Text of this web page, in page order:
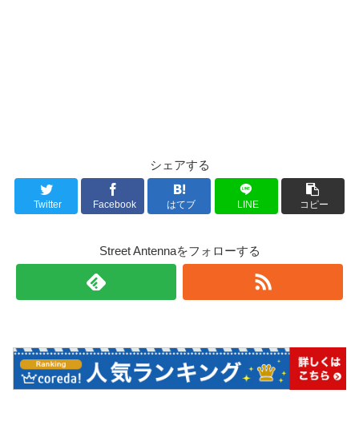
シェアする
Twitter Facebook はてブ LINE コピー
Street Antennaをフォローする